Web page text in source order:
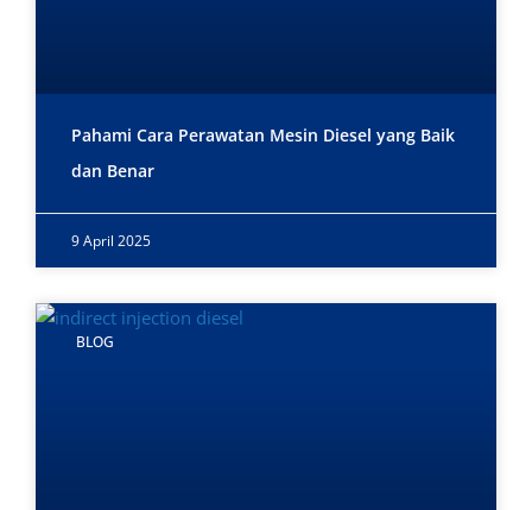
Pahami Cara Perawatan Mesin Diesel yang Baik
dan Benar
9 April 2025
BLOG